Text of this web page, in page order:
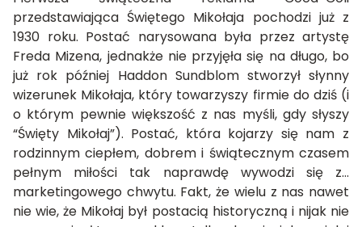
przedstawiająca Świętego Mikołaja pochodzi już z
1930 roku. Postać narysowana była przez artystę
Freda Mizena, jednakże nie przyjęła się na długo, bo
już rok później Haddon Sundblom stworzył słynny
wizerunek Mikołaja, który towarzyszy firmie do dziś (i
o którym pewnie większość z nas myśli, gdy słyszy
“Święty Mikołaj”). Postać, która kojarzy się nam z
rodzinnym ciepłem, dobrem i świątecznym czasem
pełnym miłości tak naprawdę wywodzi się z…
marketingowego chwytu. Fakt, że wielu z nas nawet
nie wie, że Mikołaj był postacią historyczną i nijak nie